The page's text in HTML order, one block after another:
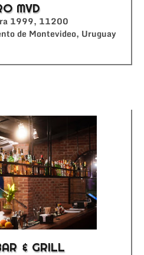
MVD
1999, 11200
de Montevideo, Uruguay
& GRILL